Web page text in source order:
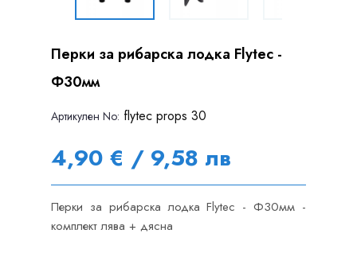
Перки за рибарска лодка Flytec -
Ф30мм
Артикулен Nо: flytec props 30
4,90 € / 9,58 лв
Перки за рибарска лодка Flytec - Ф30мм -
комплект лява + дясна